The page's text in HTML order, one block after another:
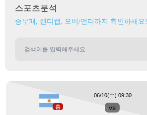
스포츠분석
승무패, 핸디캡, 오버/언더까지 확인하세요!
홈 vs
06/10(수) 09:30